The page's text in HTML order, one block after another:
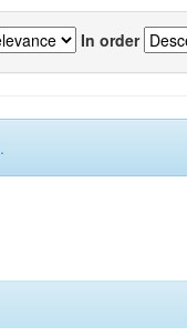
In order